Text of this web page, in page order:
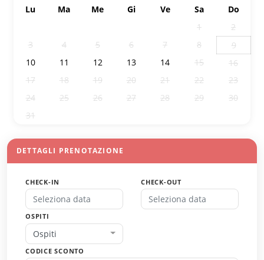
Lu
Ma Me Gi Ve Sa
Do
1
2
3
4 5 6 7 8
9
10
11 12 13 14 15
16
17
18 19 20 21 22
23
24
25 26 27 28 29
30
31
DETTAGLI PRENOTAZIONE
CHECK-IN CHECK-OUT
OSPITI
Ospiti
CODICE SCONTO